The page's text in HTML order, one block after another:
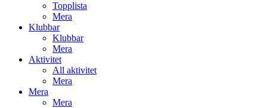
Topplista
Mera
Klubbar
Klubbar
Mera
Aktivitet
All aktivitet
Mera
Mera
Mera